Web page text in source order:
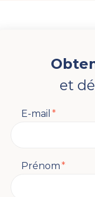
et
E-mail *
Prénom*